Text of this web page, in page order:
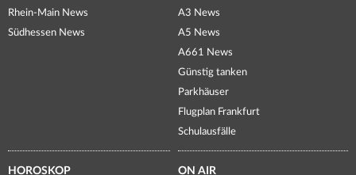
Rhein-Main News
Südhessen News
A3 News
A5 News
A661 News
Günstig tanken
Parkhäuser
Flugplan Frankfurt
Schulausfälle
HOROSKOP ON AIR